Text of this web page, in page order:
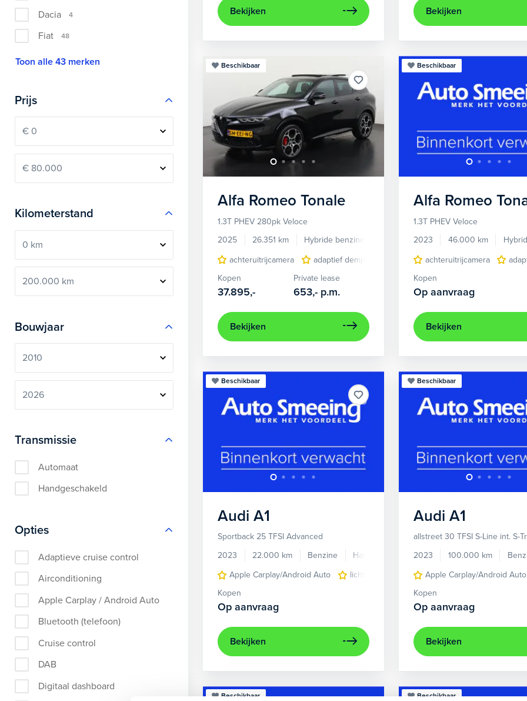
Dacia 4
Fiat 48
Toon alle 43 merken
Prijs
Kilometerstand
Bouwjaar
Transmissie
Automaat
Handgeschakeld
Opties
Adaptieve cruise control
Airconditioning
Apple Carplay / Android Auto
Bluetooth (telefoon)
Cruise control
DAB
Digitaal dashboard
Bekijken Bekijken
Beschikbaar
Alfa Romeo Tonale
1.3T PHEV 280pk Veloce
2025
26.351 km Hybride benzine
Automaat
achteruitrijcamera
adaptief demping systeem audio installatie premium
Kopen
37.895,-
Private lease
653,- p.m.
Bekijken
Beschikbaar
Alfa Romeo
1.3T PHEV Veloce
2023
46.000 km
achteruitrijcamera
Kopen
Op aanvraag
Bekijken
Beschikbaar
Audi A1
Sportback 25 TFSI Advanced
2023
22.000 km Benzine
Handgeschakeld
Apple Carplay/Android Auto
lichtmetalen velgen 5-spaaks 17"
Kopen
Op aanvraag
Bekijken
Beschikbaar
Audi A1
allstreet 30 TFSI S-Line int. S-
2023
100.000 km
Apple Carplay/Android Auto
Kopen
Op aanvraag
Bekijken
Beschikbaar Beschikbaar